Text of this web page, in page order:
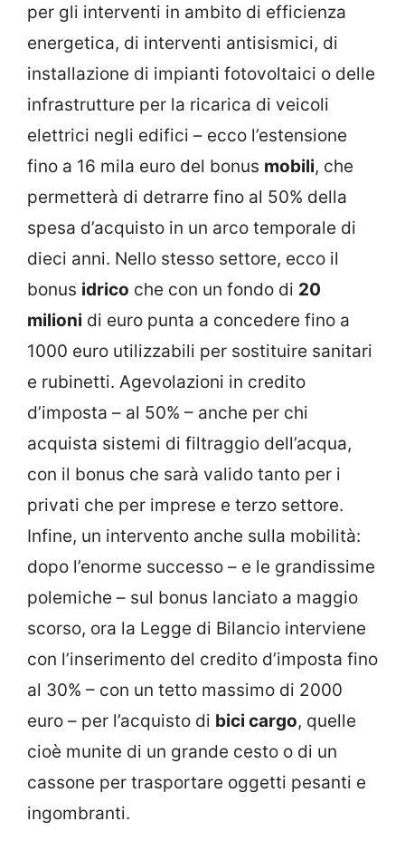
per gli interventi in ambito di efficienza
energetica, di interventi antisismici, di
installazione di impianti fotovoltaici o delle
infrastrutture per la ricarica di veicoli
elettrici negli edifici – ecco l’estensione
fino a 16 mila euro del bonus mobili, che
permetterà di detrarre fino al 50% della
spesa d’acquisto in un arco temporale di
dieci anni. Nello stesso settore, ecco il
bonus idrico che con un fondo di 20
milioni di euro punta a concedere fino a
1000 euro utilizzabili per sostituire sanitari
e rubinetti. Agevolazioni in credito
d’imposta – al 50% – anche per chi
acquista sistemi di filtraggio dell’acqua,
con il bonus che sarà valido tanto per i
privati che per imprese e terzo settore.
Infine, un intervento anche sulla mobilità:
dopo l’enorme successo – e le grandissime
polemiche – sul bonus lanciato a maggio
scorso, ora la Legge di Bilancio interviene
con l’inserimento del credito d’imposta fino
al 30% – con un tetto massimo di 2000
euro – per l’acquisto di bici cargo, quelle
cioè munite di un grande cesto o di un
cassone per trasportare oggetti pesanti e
ingombranti.